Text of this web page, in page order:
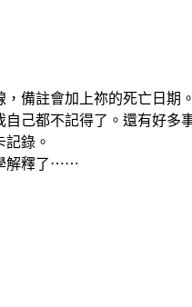
備註會加上祢的死亡日
自己都不記得了。還有好
錄。
解釋了⋯⋯